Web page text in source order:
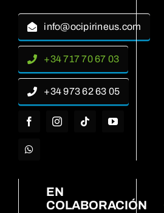
info@ocipirineus.com
+34 717 70 67 03
+34 973 62 63 05
EN
COLABORACIÓN